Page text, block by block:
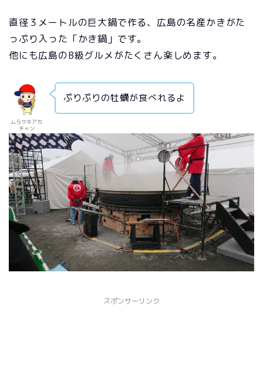
直径３メートルの巨大鍋で作る、広島の名産かきがた
っぷり入った「かき鍋」です。
他にも広島のB級グルメがたくさん楽しめます。
ムラサキアカ
チャン
ぷりぷりの牡蠣が食べれるよ
スポンサーリンク